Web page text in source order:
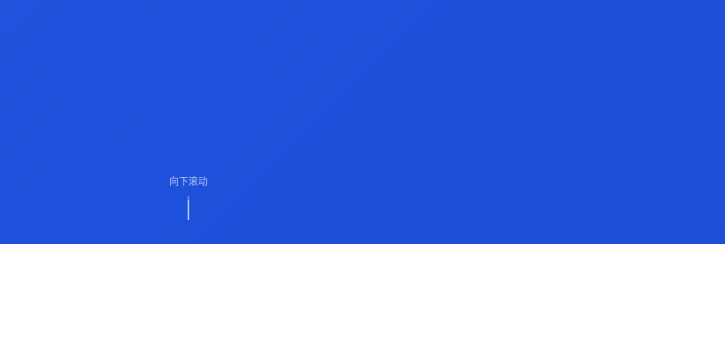
向下滚动